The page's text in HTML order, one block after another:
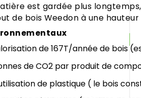
est gardée plus
de bois Weedon à une
de 167T/année de bois
de CO2 par produit de
de plastique ( le bois